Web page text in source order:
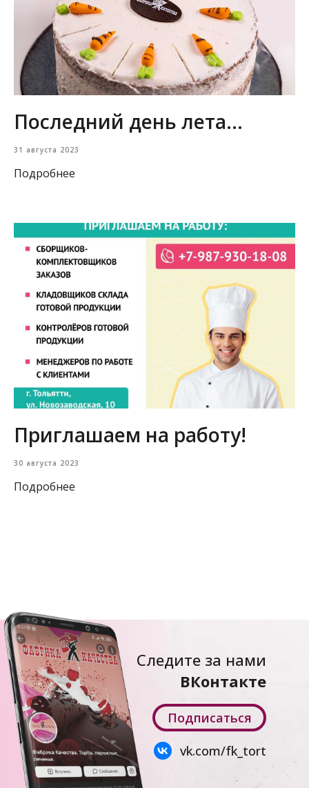
Последний день лета...
31 августа 2023
Подробнее
Приглашаем на работу!
30 августа 2023
Подробнее
vk.com/fk_tort
Следите за нами
ВКонтакте
Подписаться